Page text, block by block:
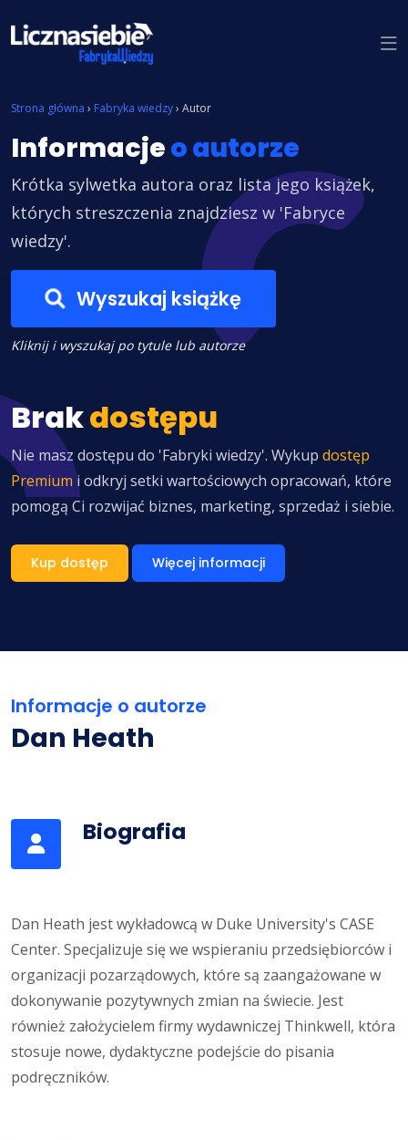
Strona główna › Fabryka wiedzy› Autor
Informacjeo autorze
Krótka sylwetka autora oraz lista jego książek,
których streszczenia znajdziesz w 'Fabryce
wiedzy'.
Wyszukaj książkę
Kliknij i wyszukaj po tytule lub autorze
Brakdostępu
Nie masz dostępu do 'Fabryki wiedzy'. Wykup dostęp
Premium i odkryj setki wartościowych opracowań, które
pomogą Ci rozwijać biznes, marketing, sprzedaż i siebie.
Kup dostęp Więcej informacji
Informacje o autorze
Dan Heath
Biografia
Dan Heath jest wykładowcą w Duke University's CASE
Center. Specjalizuje się we wspieraniu przedsiębiorców i
organizacji pozarządowych, które są zaangażowane w
dokonywanie pozytywnych zmian na świecie. Jest
również założycielem firmy wydawniczej Thinkwell, która
stosuje nowe, dydaktyczne podejście do pisania
podręczników.
Znajdź książkę